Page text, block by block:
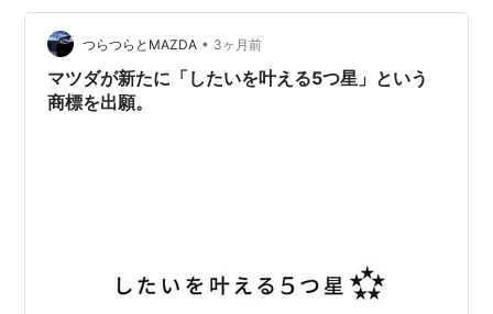
つらつらとMAZDA • 3ヶ月前
マツダが新たに「したいを叶える5つ星」という
商標を出願。